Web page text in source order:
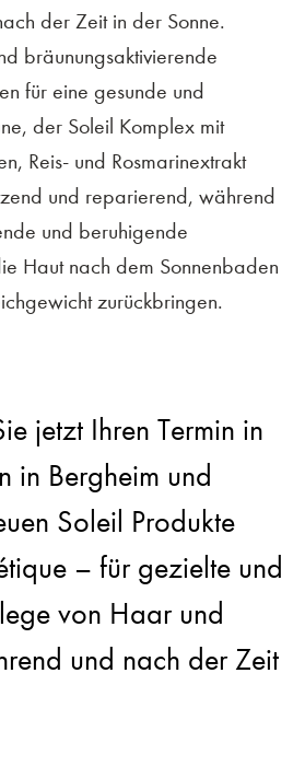
der Zeit in der Sonne.
bräunungsaktivierende
für eine gesunde und
der Soleil Komplex mit
Reis- und Rosmarinextrakt
und reparierend, während
und beruhigende
Haut nach dem Sonnenbaden
zurückbringen.
jetzt Ihren Termin in
in Bergheim und
Soleil Produkte
– für gezielte und
von Haar und
und nach der Zeit